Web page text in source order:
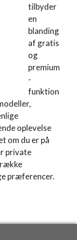
tilbyder
en
blanding
af gratis
og
premium
-
funktion
oplevelse
om du er på
private
præferencer.